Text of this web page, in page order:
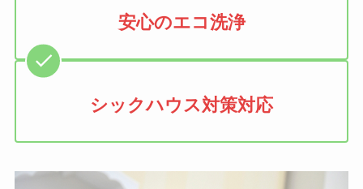
安心のエコ洗浄
シックハウス対策対応